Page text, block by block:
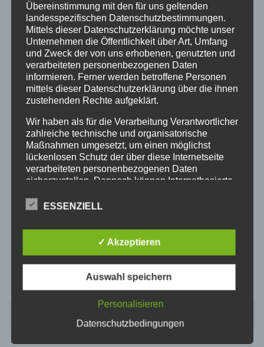
18:00
21:00
22:00
23:00
Übereinstimmung mit den für uns geltenden
landesspezifischen Datenschutzbestimmungen.
Mittels dieser Datenschutzerklärung möchte unser
Unternehmen die Öffentlichkeit über Art, Umfang
und Zweck der von uns erhobenen, genutzten und
verarbeiteten personenbezogenen Daten
informieren. Ferner werden betroffene Personen
mittels dieser Datenschutzerklärung über die ihnen
zustehenden Rechte aufgeklärt.
Wir haben als für die Verarbeitung Verantwortlicher
zahlreiche technische und organisatorische
Maßnahmen umgesetzt, um einen möglichst
lückenlosen Schutz der über diese Internetseite
verarbeiteten personenbezogenen Daten
sicherzustellen. Dennoch können Internetbasierte
Sicherheitslücken aufweisen, sodass ein absoluter
diesem Grund steht es jeder betroffenen Person
frei, personenbezogene Daten auch auf
uns zu übermitteln.
BEGRIFFSBESTIMMUNGEN
Die Datenschutzerklärung beruht auf den
Richtlinien- und Verordnungsgeber beim Erlass
ESSENZIELL
✓ Akzeptieren
Auswahl speichern
Personalisieren
Datenschutzbedingungen